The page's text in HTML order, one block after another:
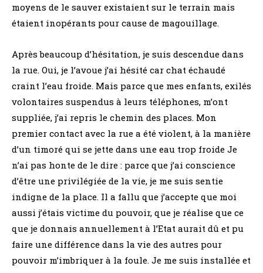
moyens de le sauver existaient sur le terrain mais
étaient inopérants pour cause de magouillage.
Après beaucoup d’hésitation, je suis descendue dans
la rue. Oui, je l’avoue j’ai hésité car chat échaudé
craint l’eau froide. Mais parce que mes enfants, exilés
volontaires suspendus à leurs téléphones, m’ont
suppliée, j’ai repris le chemin des places. Mon
premier contact avec la rue a été violent, à la manière
d’un timoré qui se jette dans une eau trop froide Je
n’ai pas honte de le dire : parce que j’ai conscience
d’être une privilégiée de la vie, je me suis sentie
indigne de la place. Il a fallu que j’accepte que moi
aussi j’étais victime du pouvoir, que je réalise que ce
que je donnais annuellement à l’Etat aurait dû et pu
faire une différence dans la vie des autres pour
pouvoir m’imbriquer à la foule. Je me suis installée et